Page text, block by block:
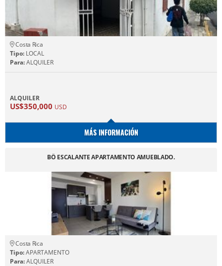
Costa Rica
Tipo: LOCAL
Para:ALQUILER
ALQUILER
US$350,000 USD
MÁS INFORMACIÓN
BÖ ESCALANTE APARTAMENTO AMUEBLADO.
Costa Rica
Tipo:APARTAMENTO
Para:ALQUILER